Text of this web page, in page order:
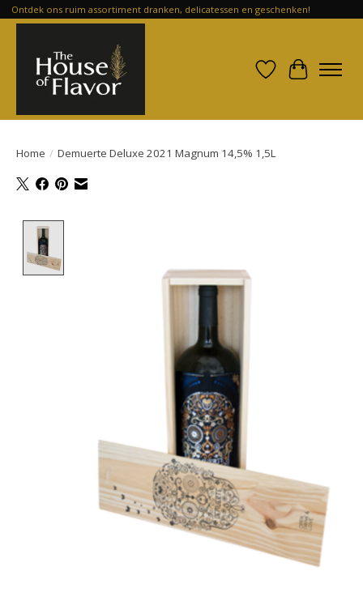
Ontdek ons ruim assortiment dranken, delicatessen en geschenken!
Verlanglijst
Home / Demuerte Deluxe 2021 Magnum 14,5% 1,5L